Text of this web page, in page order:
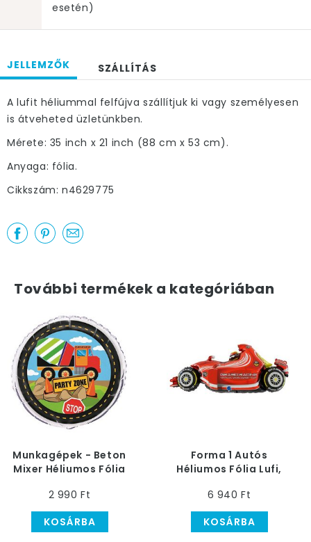
esetén)
JELLEMZŐK SZÁLLÍTÁS
A lufit héliummal felfújva szállítjuk ki vagy személyesen
is átveheted üzletünkben.
Mérete: 35 inch x 21 inch (88 cm x 53 cm).
Anyaga: fólia.
Cikkszám: n4629775
További termékek a kategóriában
Munkagépek - Beton
Mixer Héliumos Fólia
2 990 Ft
KOSÁRBA
Forma 1 Autós
Héliumos Fólia Lufi,
6 940 Ft
KOSÁRBA